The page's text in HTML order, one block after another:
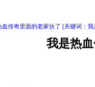
血传奇里面的老家伙了 [关键词：
我是热